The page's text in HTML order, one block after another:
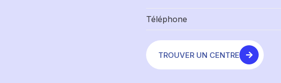
Téléphone
TROUVER UN CENTRE